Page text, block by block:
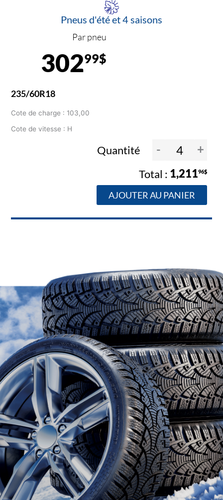
Pneus d'été et 4 saisons
Par pneu
30299$
235/60R18
Cote de charge : 103,00
Cote de vitesse : H
Quantité - +
1,21196$
AJOUTER AU PANIER